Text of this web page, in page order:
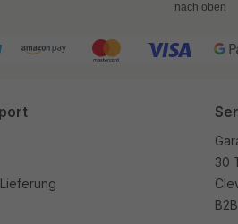
nach oben
30
B2B